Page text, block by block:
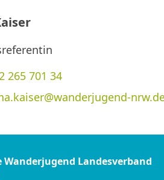
265 701 34
Wanderjugend Landesverband